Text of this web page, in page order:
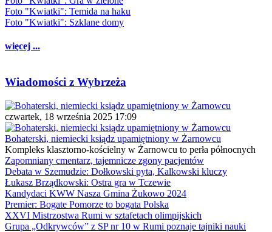
Foto "Kwiatki": Temida na haku
Foto "Kwiatki": Szklane domy
więcej ...
Wiadomości z Wybrzeża
czwartek, 18 września 2025 17:09
Bohaterski, niemiecki ksiądz upamiętniony w Żarnowcu
Kompleks klasztorno-kościelny w Żarnowcu to perła północnych
Zapomniany cmentarz, tajemnicze zgony pacjentów
Debata w Szemudzie: Dołkowski pyta, Kalkowski kluczy
Łukasz Brządkowski: Ostra gra w Tczewie
Kandydaci KWW Nasza Gmina Żukowo 2024
Premier: Bogate Pomorze to bogata Polska
XXVI Mistrzostwa Rumi w sztafetach olimpijskich
Grupa „Odkrywców” z SP nr 10 w Rumi poznaje tajniki nauki